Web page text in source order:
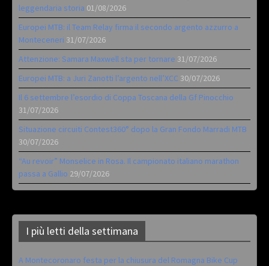
leggendaria storia 01/08/2026
Europei MTB: il Team Relay firma il secondo argento azzurro a
Monteceneri 31/07/2026
Attenzione: Samara Maxwell sta per tornare 31/07/2026
Europei MTB: a Juri Zanotti l’argento nell’XCC 30/07/2026
Il 6 settembre l’esordio di Coppa Toscana della Gf Pinocchio
31/07/2026
Situazione circuiti Contest360° dopo la Gran Fondo Marradi MTB
30/07/2026
“Au revoir” Monselice in Rosa. Il campionato italiano marathon
passa a Gallio 29/07/2026
I più letti della settimana
A Montecoronaro festa per la chiusura del Romagna Bike Cup